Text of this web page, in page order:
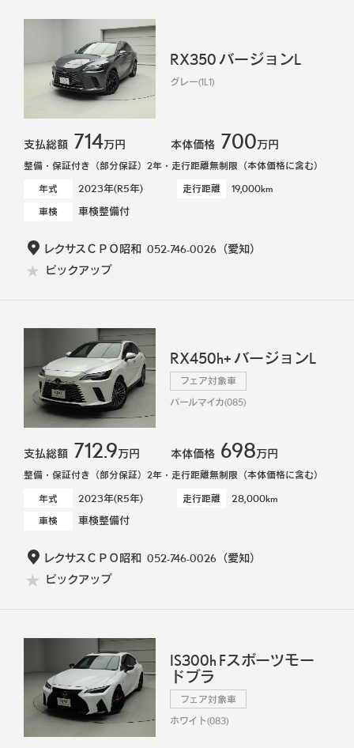
RX350 バージョンL
グレー(1L1)
支払総額 714万円 本体価格 700万円
整備・保証付き（部分保証）2年・走行距離無制限（本体価格に含む）
年式
2023年(R5年) 走行距離 19,000km
車検 車検整備付
レクサスＣＰＯ昭和 052-746-0026（愛知）
ピックアップ
RX450h+ バージョンL
フェア対象車
パールマイカ(085)
支払総額 712.9万円 本体価格 698万円
整備・保証付き（部分保証）2年・走行距離無制限（本体価格に含む）
年式
2023年(R5年) 走行距離 28,000km
車検 車検整備付
レクサスＣＰＯ昭和 052-746-0026（愛知）
ピックアップ
IS300h Fスポーツモー
ドブラ
フェア対象車
ホワイト(083)